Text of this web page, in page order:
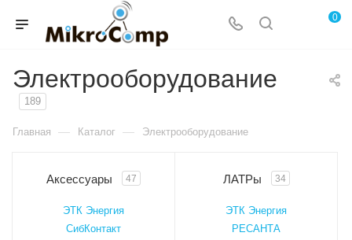
0
Электрооборудование
189
Главная — Каталог — Электрооборудование
Аксессуары 47
ЭТК Энергия
СибКонтакт
ЛАТРы 34
ЭТК Энергия
РЕСАНТА